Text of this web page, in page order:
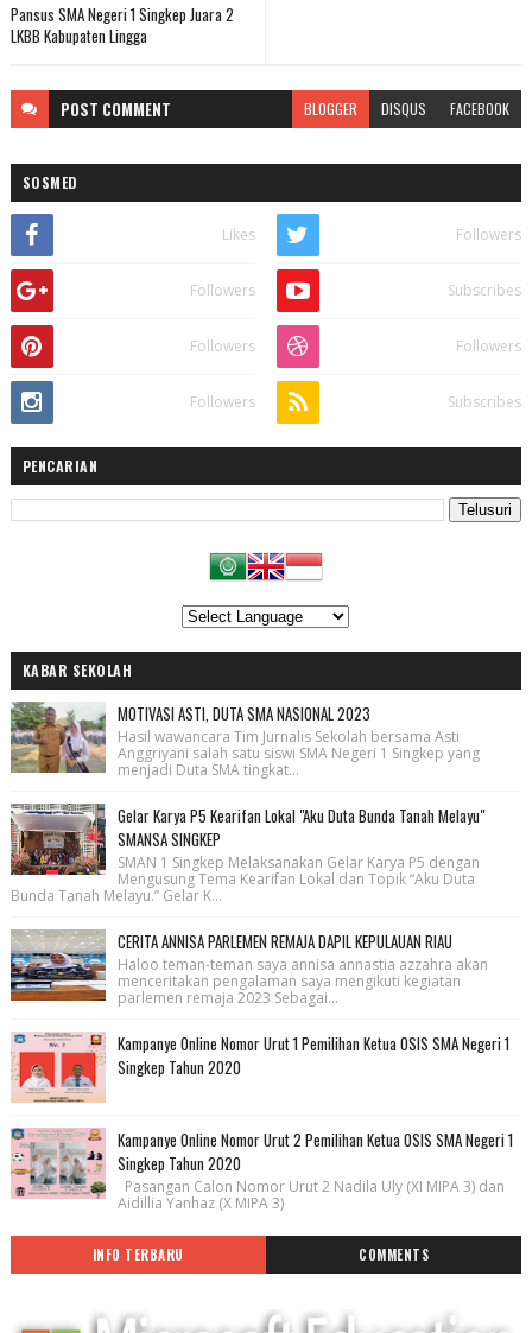
Pansus SMA Negeri 1 Singkep Juara 2
LKBB Kabupaten Lingga
POST COMMENT BLOGGER DISQUS FACEBOOK
SOSMED
Likes Followers
Followers Subscribes
Followers Followers
Followers Subscribes
PENCARIAN
KABAR SEKOLAH
MOTIVASI ASTI, DUTA SMA NASIONAL 2023
Hasil wawancara Tim Jurnalis Sekolah bersama Asti
Anggriyani salah satu siswi SMA Negeri 1 Singkep yang
menjadi Duta SMA tingkat...
Gelar Karya P5 Kearifan Lokal "Aku Duta Bunda Tanah Melayu"
SMANSA SINGKEP
SMAN 1 Singkep Melaksanakan Gelar Karya P5 dengan
Mengusung Tema Kearifan Lokal dan Topik “Aku Duta
Bunda Tanah Melayu.” Gelar K...
CERITA ANNISA PARLEMEN REMAJA DAPIL KEPULAUAN RIAU
Haloo teman-teman saya annisa annastia azzahra akan
menceritakan pengalaman saya mengikuti kegiatan
parlemen remaja 2023 Sebagai...
Kampanye Online Nomor Urut 1 Pemilihan Ketua OSIS SMA Negeri 1
Singkep Tahun 2020
Kampanye Online Nomor Urut 2 Pemilihan Ketua OSIS SMA Negeri 1
Singkep Tahun 2020
Pasangan Calon Nomor Urut 2 Nadila Uly (XI MIPA 3) dan
Aidillia Yanhaz (X MIPA 3)
INFO TERBARU COMMENTS